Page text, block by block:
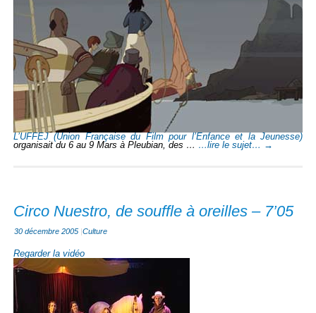
L’UFFEJ (Union Française du Film pour l’Enfance et la Jeunesse)
organisait du 6 au 9 Mars à Pleubian, des … …lire le sujet… →
Circo Nuestro, de souffle à oreilles – 7’05
30 décembre 2005 |Culture
Regarder la vidéo